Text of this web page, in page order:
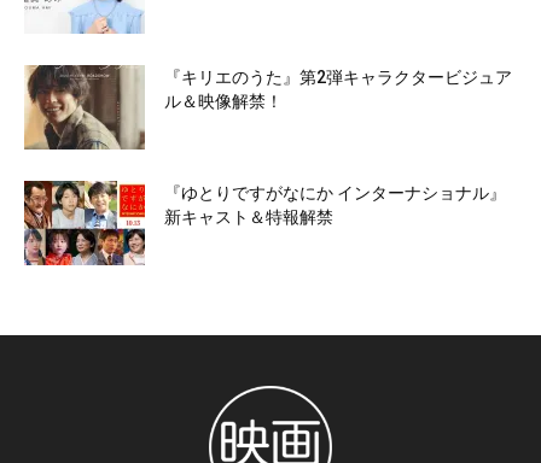
『キリエのうた』第2弾キャラクタービジュア
ル＆映像解禁！
『ゆとりですがなにか インターナショナル』
新キャスト＆特報解禁